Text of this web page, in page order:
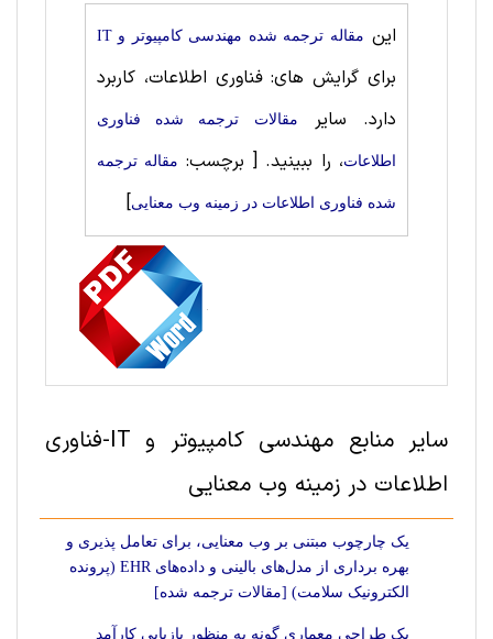
این مقاله ترجمه شده مهندسی کامپیوتر و IT
برای گرایش های: فناوری اطلاعات، کاربرد
دارد. سایر
مقالات ترجمه شده فناوری
اطلاعات، را ببینید.[ برچسب: مقاله ترجمه
شده فناوری اطلاعات در زمینه وب معنایی]
سایر منابع مهندسی کامپیوتر و IT-فناوری
اطلاعات در زمینه وب معنایی
یک چارچوب مبتنی بر وب معنایی، برای تعامل پذیری و
بهره‌ برداری از مدل‌های بالینی و داده‌های EHR (پرونده
الکترونیک سلامت) [مقالات ترجمه شده]
یک طراحی معماری گونه به منظور بازیابی کارآمد